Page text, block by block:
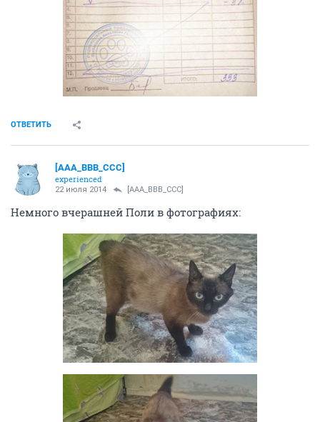
ОТВЕТИТЬ
[AAA_BBB_CCC]
experienced
22 июля 2014 [AAA_BBB_CCC]
Немного вчерашней Поли в фотографиях: